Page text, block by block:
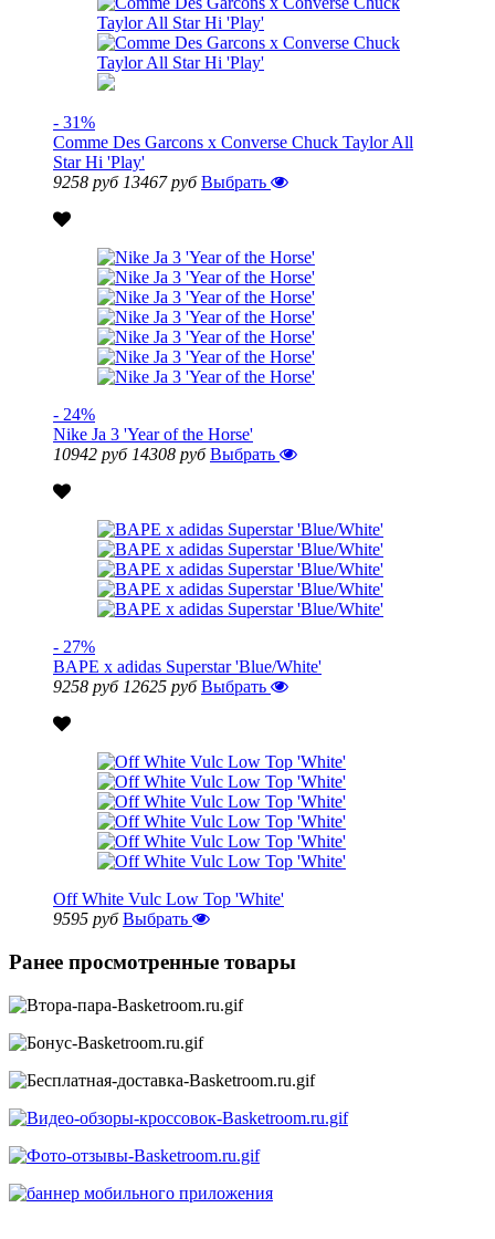
- 31%
Comme Des Garcons x Converse Chuck Taylor All
Star Hi 'Play'
9258 руб 13467 руб Выбрать
- 24%
Nike Ja 3 'Year of the Horse'
10942 руб 14308 руб Выбрать
- 27%
BAPE x adidas Superstar 'Blue/White'
9258 руб 12625 руб Выбрать
Off White Vulc Low Top 'White'
9595 руб Выбрать
Ранее просмотренные товары